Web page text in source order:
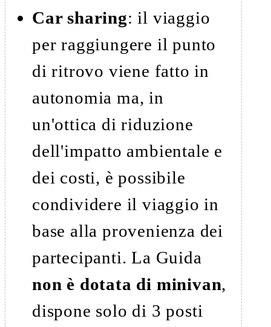
Car sharing: il viaggio
per raggiungere il punto
di ritrovo viene fatto in
autonomia ma, in
un'ottica di riduzione
dell'impatto ambientale e
dei costi, è possibile
condividere il viaggio in
base alla provenienza dei
partecipanti. La Guida
non è dotata di minivan,
dispone solo di 3 posti